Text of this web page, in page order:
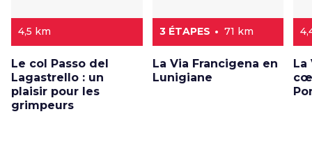
4,5 km
Le col Passo del
Lagastrello : un
plaisir pour les
grimpeurs
3 ÉTAPES 71 km
La Via Francigena en
Lunigiane
La